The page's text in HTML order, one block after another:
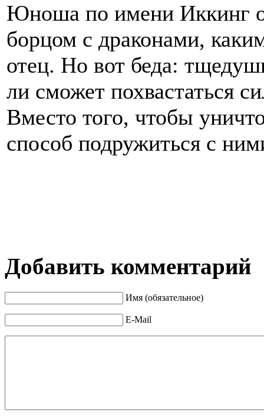
Юноша по имени Иккинг
борцом с драконами,
отец. Но вот беда:
ли сможет похвастаться
Вместо того, чтобы
способ подружиться с
Добавить комментарий
Имя (обязательное)
E-Mail